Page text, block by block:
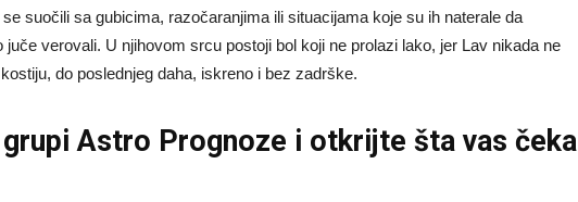
suočili sa gubicima, razočaranjima ili situacijama koje su ih naterale da
juče verovali. U njihovom srcu postoji bol koji ne prolazi lako, jer Lav nikada ne
do poslednjeg daha, iskreno i bez zadrške.
grupiAstro Prognoze i otkrijte šta vas čeka